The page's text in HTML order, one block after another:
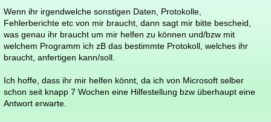
Wenn ihr irgendwelche sonstigen Daten, Protokolle,
Fehlerberichte etc von mir braucht, dann sagt mir bitte bescheid,
was genau ihr braucht um mir helfen zu können und/bzw mit
welchem Programm ich zB das bestimmte Protokoll, welches ihr
braucht, anfertigen kann/soll.
Ich hoffe, dass ihr mir helfen könnt, da ich von Microsoft selber
schon seit knapp 7 Wochen eine Hilfestellung bzw überhaupt eine
Antwort erwarte.